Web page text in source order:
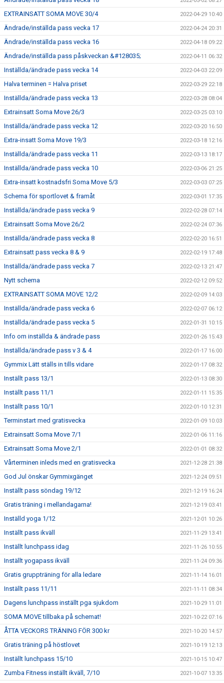
EXTRAINSATT SOMA MOVE 30/4 2022-04-29 10:40
Ändrade/inställda pass vecka 17 2022-04-24 20:31
Ändrade/inställda pass vecka 16 2022-04-18 09:22
Ändrade/inställda pass påskveckan &#128035; 2022-04-11 06:32
Inställda/ändrade pass vecka 14 2022-04-03 22:09
Halva terminen = Halva priset 2022-03-29 22:18
Inställda/ändrade pass vecka 13 2022-03-28 08:04
Extrainsatt Soma Move 26/3 2022-03-25 03:10
Inställda/ändrade pass vecka 12 2022-03-20 16:50
Extra-insatt Soma Move 19/3 2022-03-18 12:16
Inställda/ändrade pass vecka 11 2022-03-13 18:17
Inställda/ändrade pass vecka 10 2022-03-06 21:25
Extra-insatt kostnadsfri Soma Move 5/3 2022-03-03 07:25
Schema för sportlovet & framåt 2022-03-01 17:35
Inställda/ändrade pass vecka 9 2022-02-28 07:14
Extrainsatt Soma Move 26/2 2022-02-24 07:36
Inställda/ändrade pass vecka 8 2022-02-20 16:51
Extrainsatt pass vecka 8 & 9 2022-02-19 17:48
Inställda/ändrade pass vecka 7 2022-02-13 21:47
Nytt schema 2022-02-12 09:52
EXTRAINSATT SOMA MOVE 12/2 2022-02-09 14:03
Inställda/ändrade pass vecka 6 2022-02-07 06:12
Inställda/ändrade pass vecka 5 2022-01-31 10:15
Info om inställda & ändrade pass 2022-01-26 15:43
Inställda/ändrade pass v 3 & 4 2022-01-17 16:00
Gymmix Lätt ställs in tills vidare 2022-01-17 08:32
Inställt pass 13/1 2022-01-13 08:30
Inställt pass 11/1 2022-01-11 15:35
Inställt pass 10/1 2022-01-10 12:31
Terminstart med gratisvecka 2022-01-09 10:03
Extrainsatt Soma Move 7/1 2022-01-06 11:16
Extrainsatt Soma Move 2/1 2022-01-01 08:32
Vårterminen inleds med en gratisvecka 2021-12-28 21:38
God Jul önskar Gymmixgänget 2021-12-24 09:51
Inställt pass söndag 19/12 2021-12-19 16:24
Gratis träning i mellandagarna! 2021-12-19 03:41
Inställd yoga 1/12 2021-12-01 10:26
Inställt pass ikväll 2021-11-29 13:41
Inställt lunchpass idag 2021-11-26 10:55
Inställt yogapass ikväll 2021-11-24 09:36
Gratis gruppträning för alla ledare 2021-11-14 16:01
Inställt pass 11/11 2021-11-11 08:34
Dagens lunchpass inställt pga sjukdom 2021-10-29 11:01
SOMA MOVE tillbaka på schemat! 2021-10-22 07:16
ÅTTA VECKORS TRÄNING FÖR 300 kr 2021-10-20 14:57
Gratis träning på höstlovet 2021-10-19 12:13
Inställt lunchpass 15/10 2021-10-15 10:47
Zumba Fitness inställt ikväll, 7/10 2021-10-07 13:35